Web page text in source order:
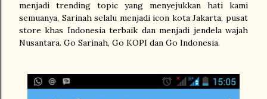
menjadi trending topic yang menyejukkan hati kami
semuanya, Sarinah selalu menjadi icon kota Jakarta, pusat
store khas Indonesia terbaik dan menjadi jendela wajah
Nusantara. Go Sarinah, Go KOPI dan Go Indonesia.